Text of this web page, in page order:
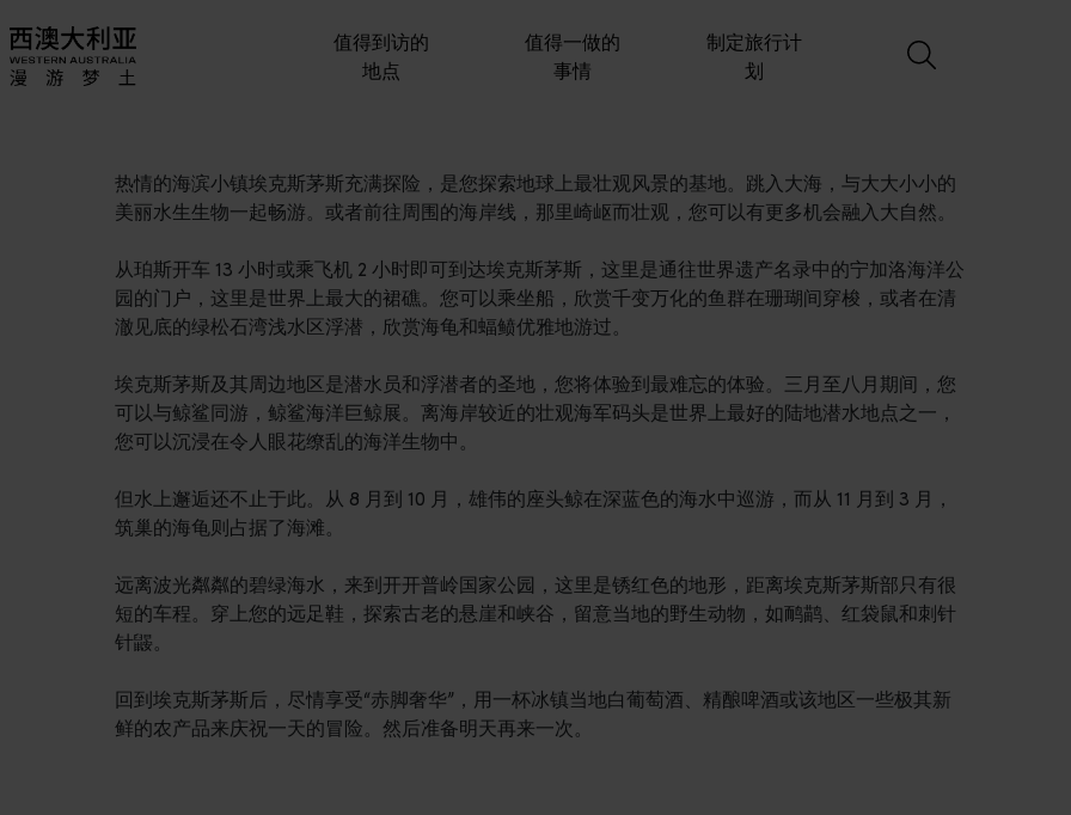
值得到访的
地点
值得一做的
事情
制定旅行计
划
热情的海滨小镇埃克斯茅斯充满探险，是您探索地球上最壮观风景的基地。跳入大海，与大大小小的
美丽水生生物一起畅游。或者前往周围的海岸线，那里崎岖而壮观，您可以有更多机会融入大自然。
从珀斯开车 13 小时或乘飞机 2 小时即可到达埃克斯茅斯，这里是通往世界遗产名录中的宁加洛海洋公
园的门户，这里是世界上最大的裙礁。您可以乘坐船，欣赏千变万化的鱼群在珊瑚间穿梭，或者在清
澈见底的绿松石湾浅水区浮潜，欣赏海龟和蝠鲼优雅地游过。
埃克斯茅斯及其周边地区是潜水员和浮潜者的圣地，您将体验到最难忘的体验。三月至八月期间，您
可以与鲸鲨同游，鲸鲨海洋巨鲸展。离海岸较近的壮观海军码头是世界上最好的陆地潜水地点之一，
您可以沉浸在令人眼花缭乱的海洋生物中。
但水上邂逅还不止于此。从 8 月到 10 月，雄伟的座头鲸在深蓝色的海水中巡​​游，而从 11 月到 3 月，
筑巢的海龟则占据了海滩。
远离波光粼粼的碧绿海水，来到开开普岭国家公园，这里是锈红色的地形，距离埃克斯茅斯部只有很
短的车程。穿上您的远足鞋，探索古老的悬崖和峡谷，留意当地的野生动物，如鸸鹋、红袋鼠和刺针
针鼹。
回到埃克斯茅斯后，尽情享受“赤脚奢华”，用一杯冰镇当地白葡萄酒、精酿啤酒或该地区一些极其新
鲜的农产品来庆祝一天的冒险。然后准备明天再来一次。